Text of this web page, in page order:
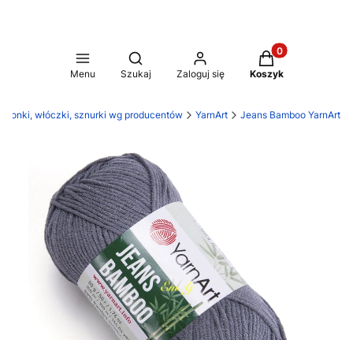
Menu
Otwórz wyszukiwarkę
Szukaj Zaloguj się
Produkty w
Koszyk
włóczki, sznurki wg producentów YarnArt Jeans Bamboo YarnArt